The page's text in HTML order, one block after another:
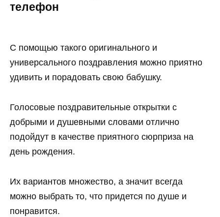
телефон
С помощью такого оригинального и
универсального поздравления можно приятно
удивить и порадовать свою бабушку.
Голосовые поздравительные открытки с
добрыми и душевными словами отлично
подойдут в качестве приятного сюрприза на
день рождения.
Их вариантов множество, а значит всегда
можно выбрать то, что придется по душе и
понравится.